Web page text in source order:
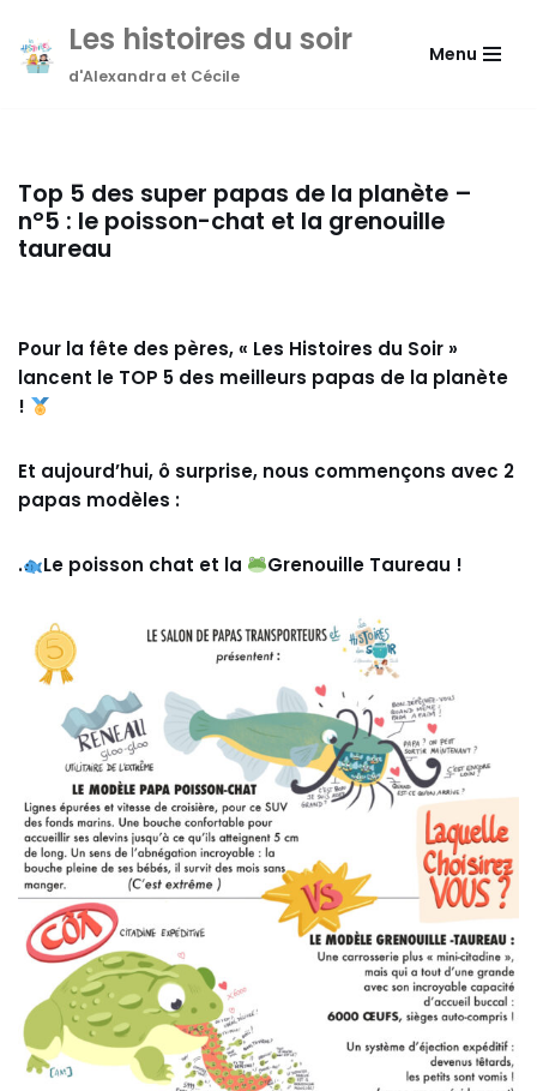
Aller
Les histoires du soir
d'Alexandra et Cécile
Menu
Top 5 des super papas de la planète –
n°5 : le poisson-chat et la grenouille
taureau
Pour la fête des pères, « Les Histoires du Soir »
lancent le TOP 5 des meilleurs papas de la planète
!
Et aujourd’hui, ô surprise, nous commençons avec 2
papas modèles :
. Le poisson chat et la Grenouille Taureau !